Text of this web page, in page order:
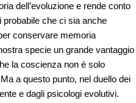
dell’evoluzione e rende conto
probabile che ci sia anche
conservare memoria
specie un grande vantaggio
la coscienza non è solo
a questo punto, nel duello dei
e dagli psicologi evolutivi.